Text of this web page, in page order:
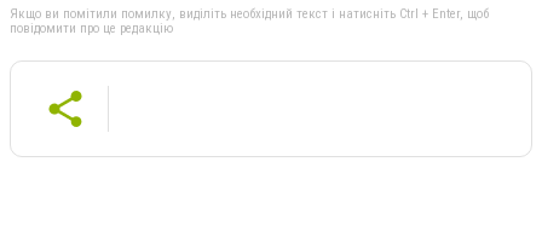
Якщо ви помітили помилку, виділіть необхідний текст і натисніть Ctrl + Enter, щоб
повідомити про це редакцію